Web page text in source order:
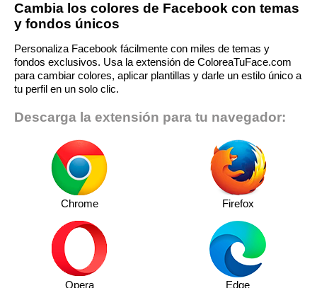
Cambia los colores de Facebook con temas
y fondos únicos
Personaliza Facebook fácilmente con miles de temas y
fondos exclusivos. Usa la extensión de ColoreaTuFace.com
para cambiar colores, aplicar plantillas y darle un estilo único a
tu perfil en un solo clic.
Descarga la extensión para tu navegador:
Chrome Firefox
Opera Edge